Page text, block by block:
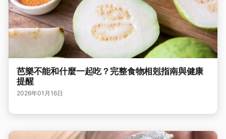
芭樂不能和什麼一起吃？完整食物相剋指南與健康
提醒
2026年01月16日